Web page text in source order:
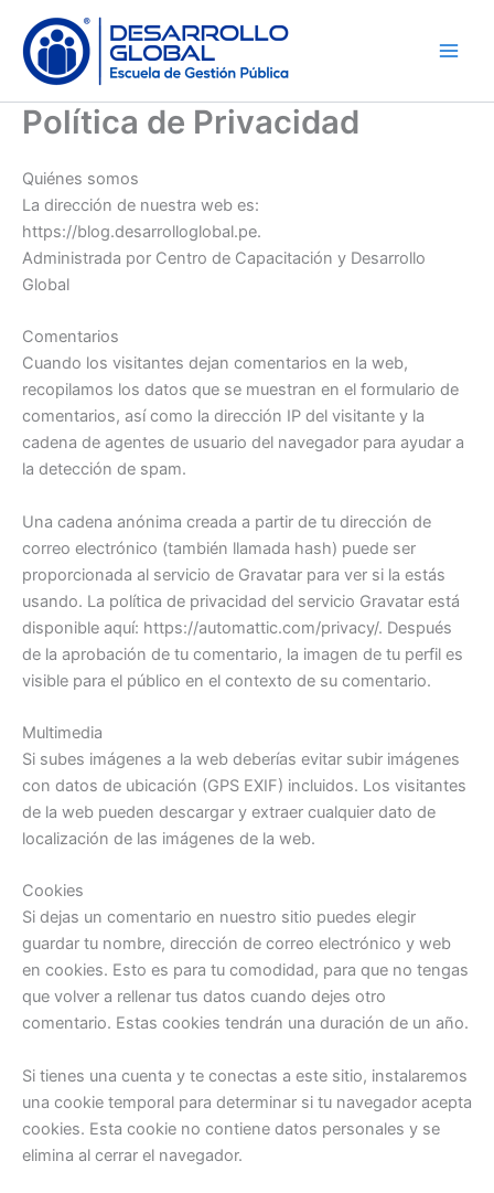
content
Política de Privacidad
Quiénes somos
La dirección de nuestra web es:
https://blog.desarrolloglobal.pe.
Administrada por Centro de Capacitación y Desarrollo
Global
Comentarios
Cuando los visitantes dejan comentarios en la web,
recopilamos los datos que se muestran en el formulario de
comentarios, así como la dirección IP del visitante y la
cadena de agentes de usuario del navegador para ayudar a
la detección de spam.
Una cadena anónima creada a partir de tu dirección de
correo electrónico (también llamada hash) puede ser
proporcionada al servicio de Gravatar para ver si la estás
usando. La política de privacidad del servicio Gravatar está
disponible aquí: https://automattic.com/privacy/. Después
de la aprobación de tu comentario, la imagen de tu perfil es
visible para el público en el contexto de su comentario.
Multimedia
Si subes imágenes a la web deberías evitar subir imágenes
con datos de ubicación (GPS EXIF) incluidos. Los visitantes
de la web pueden descargar y extraer cualquier dato de
localización de las imágenes de la web.
Cookies
Si dejas un comentario en nuestro sitio puedes elegir
guardar tu nombre, dirección de correo electrónico y web
en cookies. Esto es para tu comodidad, para que no tengas
que volver a rellenar tus datos cuando dejes otro
comentario. Estas cookies tendrán una duración de un año.
Si tienes una cuenta y te conectas a este sitio, instalaremos
una cookie temporal para determinar si tu navegador acepta
cookies. Esta cookie no contiene datos personales y se
elimina al cerrar el navegador.